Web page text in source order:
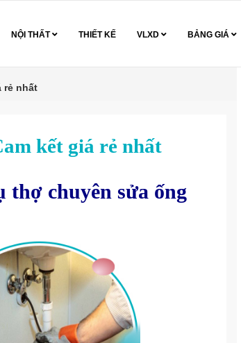
NỘI THẤT THIẾT KẾ VLXD BẢNG GIÁ
rẻ nhất
kết giá rẻ nhất
thợ chuyên sửa ống